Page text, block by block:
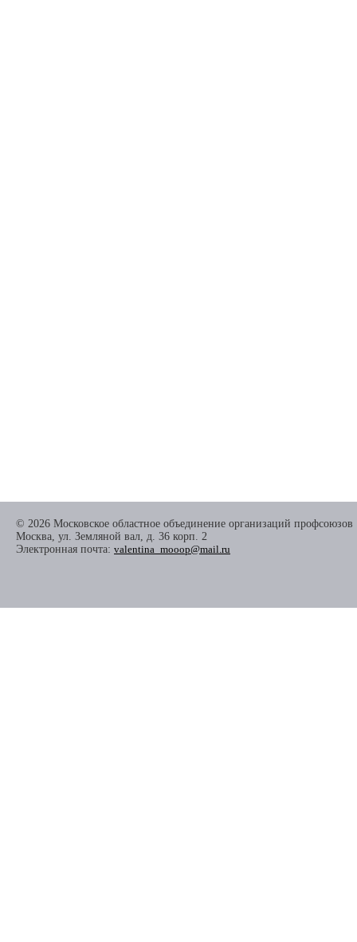
© 2026 Московское областное объединение организаций профсоюзов
Москва, ул. Земляной вал, д. 36 корп. 2
Электронная почта: valentina_mooop@mail.ru